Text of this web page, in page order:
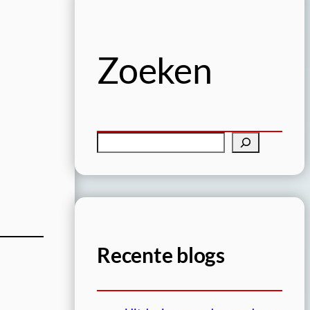
Zoeken
e
k
Recente blogs